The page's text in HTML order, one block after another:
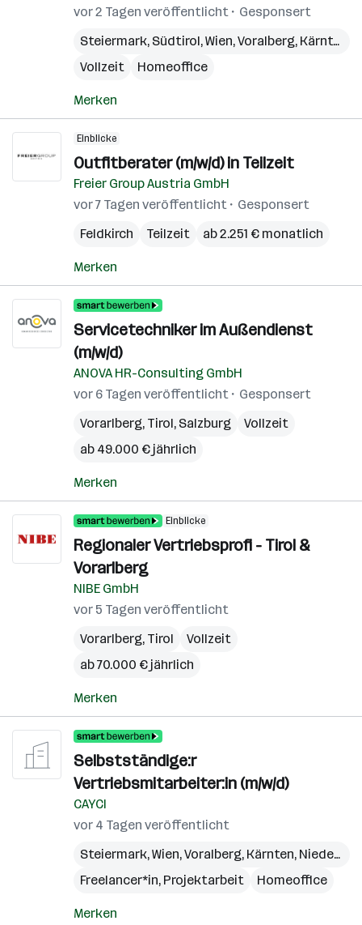
vor 2 Tagen veröffentlicht
Gesponsert
Steiermark, Südtirol,Wien,Voralberg, Kärnten
Vollzeit
Homeoffice
Merken
Einblicke
Outfitberater (m/w/d) in Teilzeit
Freier Group Austria GmbH
vor 7 Tagen veröffentlicht
Gesponsert
Feldkirch
Teilzeit ab 2.251 € monatlich
Merken
Servicetechniker im Außendienst
(m/w/d)
ANOVA HR-Consulting GmbH
vor 6 Tagen veröffentlicht
Gesponsert
Vorarlberg, Tirol, Salzburg
Vollzeit
ab 49.000 € jährlich
Merken
Einblicke
Regionaler Vertriebsprofi - Tirol &
Vorarlberg
NIBE GmbH
vor 5 Tagen veröffentlicht
Vorarlberg, Tirol
Vollzeit
ab 70.000 € jährlich
Merken
Selbstständige:r
Vertriebsmitarbeiter:in (m/w/d)
CAYCI
vor 4 Tagen veröffentlicht
Steiermark,Wien,Voralberg, Kärnten, Niederösterreich
Freelancer*in, Projektarbeit
Homeoffice
Merken